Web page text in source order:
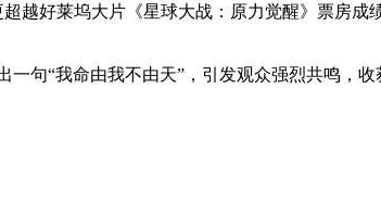
越好莱坞大片《星球大战：原力觉醒》票房成
句“我命由我不由天”，引发观众强烈共鸣，